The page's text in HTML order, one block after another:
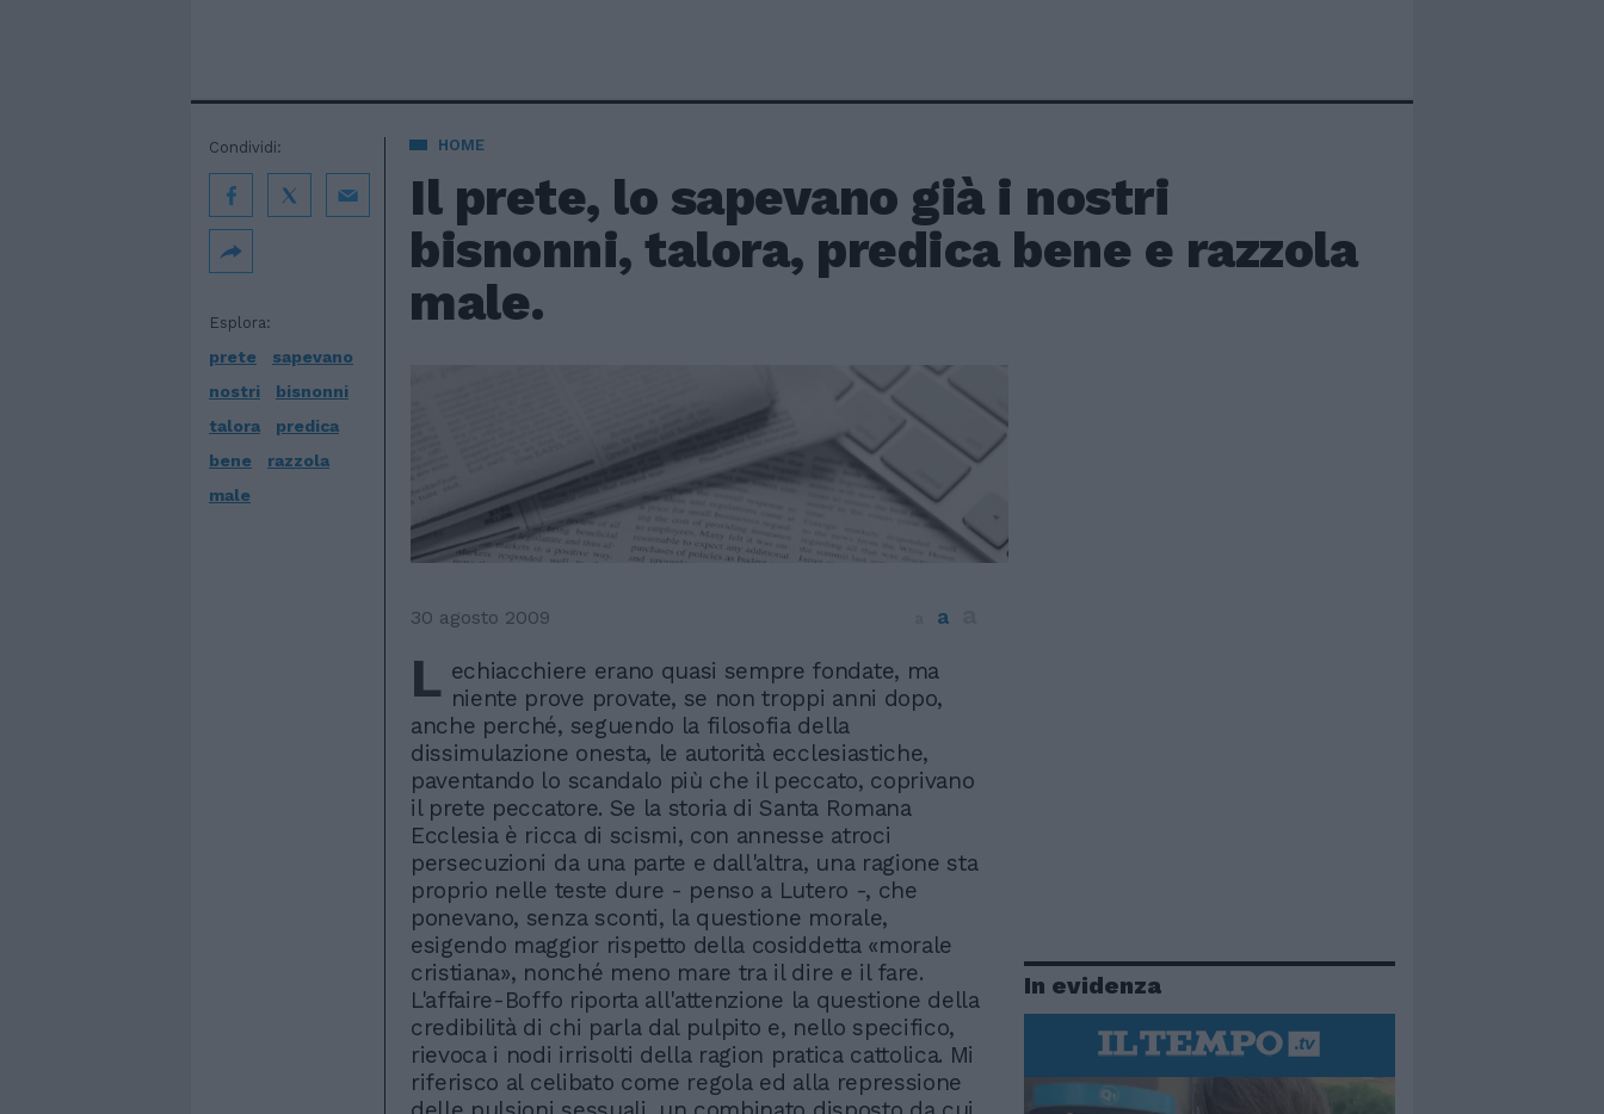
HOME
Il prete, lo sapevano già i nostri
bisnonni, talora, predica bene e razzola
male.
Esplora:
prete
sapevano
nostri
bisnonni
talora
predica
bene
razzola
male
Condividi:
30 agosto 2009 a
L echiacchiere erano quasi sempre fondate, ma
niente prove provate, se non troppi anni dopo,
anche perché, seguendo la filosofia della
dissimulazione onesta, le autorità ecclesiastiche,
paventando lo scandalo più che il peccato, coprivano
il prete peccatore. Se la storia di Santa Romana
Ecclesia è ricca di scismi, con annesse atroci
persecuzioni da una parte e dall'altra, una ragione sta
proprio nelle teste dure - penso a Lutero -, che
ponevano, senza sconti, la questione morale,
esigendo maggior rispetto della cosiddetta «morale
cristiana», nonché meno mare tra il dire e il fare.
L'affaire-Boffo riporta all'attenzione la questione della
credibilità di chi parla dal pulpito e, nello specifico,
rievoca i nodi irrisolti della ragion pratica cattolica. Mi
riferisco al celibato come regola ed alla repressione
In evidenza